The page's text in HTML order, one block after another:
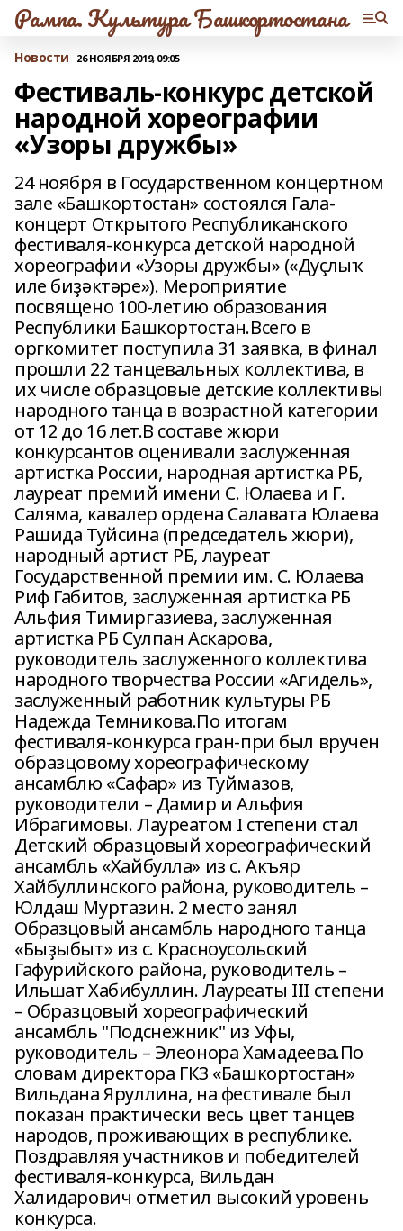
Рампа. Культура Башкортостана
Новости 26 НОЯБРЯ 2019, 09:05
Фестиваль-конкурс детской
народной хореографии
«Узоры дружбы»
24 ноября в Государственном концертном
зале «Башкортостан» состоялся Гала-
концерт Открытого Республиканского
фестиваля-конкурса детской народной
хореографии «Узоры дружбы» («Дуҫлыҡ
иле биҙәктәре»). Мероприятие
посвящено 100-летию образования
Республики Башкортостан.Всего в
оргкомитет поступила 31 заявка, в финал
прошли 22 танцевальных коллектива, в
их числе образцовые детские коллективы
народного танца в возрастной категории
от 12 до 16 лет.В составе жюри
конкурсантов оценивали заслуженная
артистка России, народная артистка РБ,
лауреат премий имени С. Юлаева и Г.
Саляма, кавалер ордена Салавата Юлаева
Рашида Туйсина (председатель жюри),
народный артист РБ, лауреат
Государственной премии им. С. Юлаева
Риф Габитов, заслуженная артистка РБ
Альфия Тимиргазиева, заслуженная
артистка РБ Сулпан Аскарова,
руководитель заслуженного коллектива
народного творчества России «Агидель»,
заслуженный работник культуры РБ
Надежда Темникова.По итогам
фестиваля-конкурса гран-при был вручен
образцовому хореографическому
ансамблю «Сафар» из Туймазов,
руководители – Дамир и Альфия
Ибрагимовы. Лауреатом I степени стал
Детский образцовый хореографический
ансамбль «Хайбулла» из с. Акъяр
Хайбуллинского района, руководитель –
Юлдаш Муртазин. 2 место занял
Образцовый ансамбль народного танца
«Быҙыбыт» из с. Красноусольский
Гафурийского района, руководитель –
Ильшат Хабибуллин. Лауреаты III степени
– Образцовый хореографический
ансамбль "Подснежник" из Уфы,
руководитель – Элеонора Хамадеева.По
словам директора ГКЗ «Башкортостан»
Вильдана Яруллина, на фестивале был
показан практически весь цвет танцев
народов, проживающих в республике.
Поздравляя участников и победителей
фестиваля-конкурса, Вильдан
Халидарович отметил высокий уровень
конкурса.